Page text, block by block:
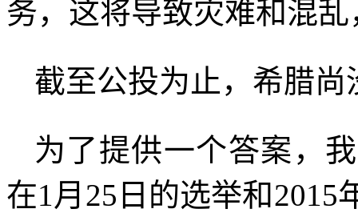
务，这将导致灾难和混
截至公投为止，希腊
为了提供一个答案，
在1月 25 日的选举和2015